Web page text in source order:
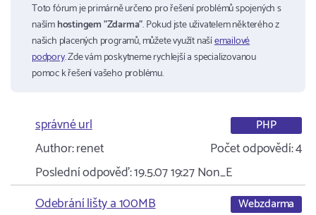
Toto fórum je primárně určeno pro řešení problémů spojených s
našímhostingem "Zdarma". Pokud jste uživatelem některého z
našich placených programů, můžete využít našíemailové
podpory. Zde vám poskytneme rychlejší a specializovanou
pomoc k řešení vašeho problému.
správné url PHP
Author:renet Počet odpovědí:4
Poslední odpověď:19.5.07 19:27Non_E
Odebrání lišty a 100MB
Webzdarma